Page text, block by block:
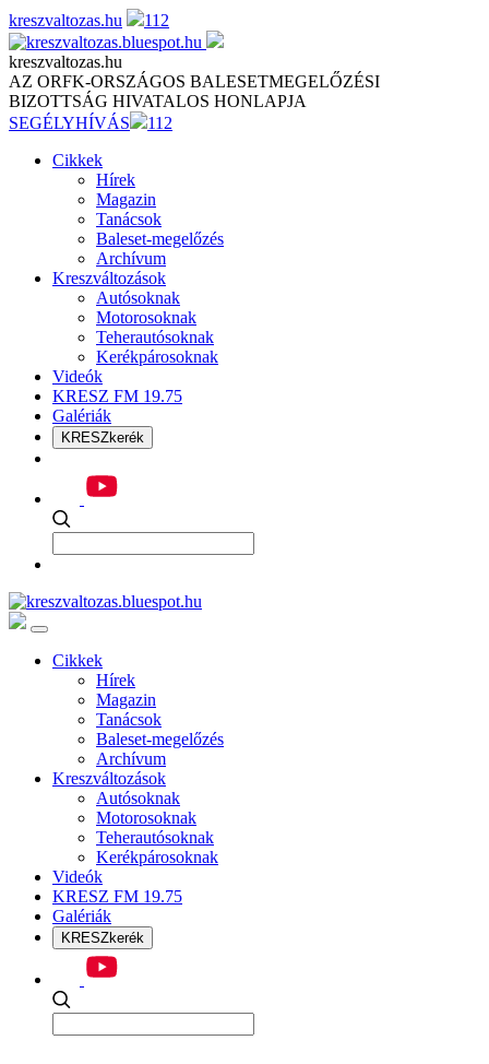
Skip
to
content
kreszvaltozas.hu 112
kreszvaltozas.hu
AZ ORFK-ORSZÁGOS BALESETMEGELŐZÉSI
BIZOTTSÁG HIVATALOS HONLAPJA
SEGÉLYHÍVÁS
112
Cikkek
Hírek
Magazin
Tanácsok
Baleset-megelőzés
Archívum
Kreszváltozások
Autósoknak
Motorosoknak
Teherautósoknak
Kerékpárosoknak
Videók
KRESZ FM 19.75
Galériák
KRESZkerék
Cikkek
Hírek
Magazin
Tanácsok
Baleset-megelőzés
Archívum
Kreszváltozások
Autósoknak
Motorosoknak
Teherautósoknak
Kerékpárosoknak
Videók
KRESZ FM 19.75
Galériák
KRESZkerék